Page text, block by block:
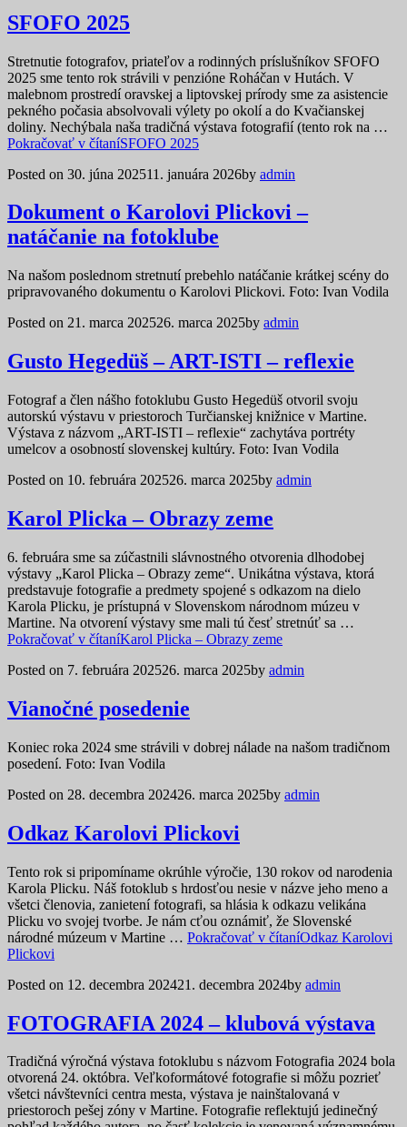
SFOFO 2025
Stretnutie fotografov, priateľov a rodinných príslušníkov SFOFO
2025 sme tento rok strávili v penzióne Roháčan v Hutách. V
malebnom prostredí oravskej a liptovskej prírody sme za asistencie
pekného počasia absolvovali výlety po okolí a do Kvačianskej
doliny. Nechýbala naša tradičná výstava fotografií (tento rok na …
Pokračovať v čítaníSFOFO 2025
Posted on 30. júna 202511. januára 2026by admin
Dokument o Karolovi Plickovi –
natáčanie na fotoklube
Na našom poslednom stretnutí prebehlo natáčanie krátkej scény do
pripravovaného dokumentu o Karolovi Plickovi. Foto: Ivan Vodila
Posted on 21. marca 202526. marca 2025by admin
Gusto Hegedüš – ART-ISTI – reflexie
Fotograf a člen nášho fotoklubu Gusto Hegedüš otvoril svoju
autorskú výstavu v priestoroch Turčianskej knižnice v Martine.
Výstava z názvom „ART-ISTI – reflexie“ zachytáva portréty
umelcov a osobností slovenskej kultúry. Foto: Ivan Vodila
Posted on 10. februára 202526. marca 2025by admin
Karol Plicka – Obrazy zeme
6. februára sme sa zúčastnili slávnostného otvorenia dlhodobej
výstavy „Karol Plicka – Obrazy zeme“. Unikátna výstava, ktorá
predstavuje fotografie a predmety spojené s odkazom na dielo
Karola Plicku, je prístupná v Slovenskom národnom múzeu v
Martine. Na otvorení výstavy sme mali tú česť stretnúť sa …
Pokračovať v čítaníKarol Plicka – Obrazy zeme
Posted on 7. februára 202526. marca 2025by admin
Vianočné posedenie
Koniec roka 2024 sme strávili v dobrej nálade na našom tradičnom
posedení. Foto: Ivan Vodila
Posted on 28. decembra 202426. marca 2025by admin
Odkaz Karolovi Plickovi
Tento rok si pripomíname okrúhle výročie, 130 rokov od narodenia
Karola Plicku. Náš fotoklub s hrdosťou nesie v názve jeho meno a
všetci členovia, zanietení fotografi, sa hlásia k odkazu velikána
Plicku vo svojej tvorbe. Je nám cťou oznámiť, že Slovenské
národné múzeum v Martine … Pokračovať v čítaníOdkaz Karolovi
Plickovi
Posted on 12. decembra 202421. decembra 2024by admin
FOTOGRAFIA 2024 – klubová výstava
Tradičná výročná výstava fotoklubu s názvom Fotografia 2024 bola
otvorená 24. októbra. Veľkoformátové fotografie si môžu pozrieť
všetci návštevníci centra mesta, výstava je nainštalovaná v
priestoroch pešej zóny v Martine. Fotografie reflektujú jedinečný